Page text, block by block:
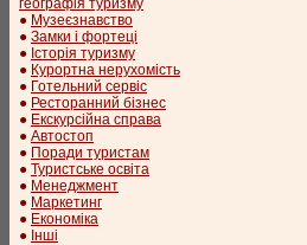
географія туризму
● Музеєзнавство
● Замки і фортеці
● Історія туризму
● Курортна нерухомість
● Готельний сервіс
● Ресторанний бізнес
● Екскурсійна справа
● Автостоп
● Поради туристам
● Туристське освіта
● Менеджмент
● Маркетинг
● Економіка
● Інші